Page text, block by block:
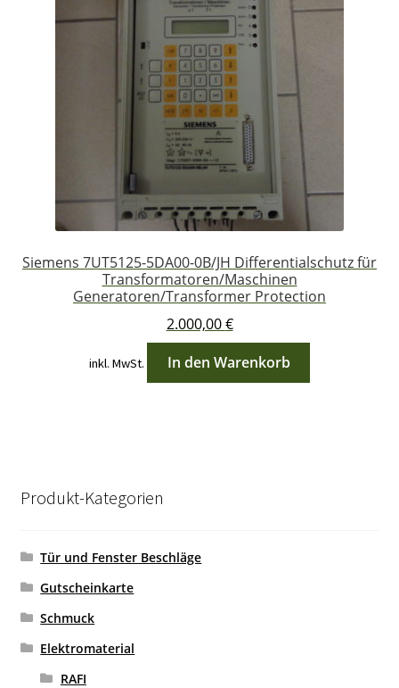
Siemens 7UT5125-5DA00-0B/JH Differentialschutz für
Transformatoren/Maschinen
Generatoren/Transformer Protection
2.000,00€
inkl. MwSt. In den Warenkorb
Produkt-Kategorien
Tür und Fenster Beschläge
Gutscheinkarte
Schmuck
Elektromaterial
RAFI